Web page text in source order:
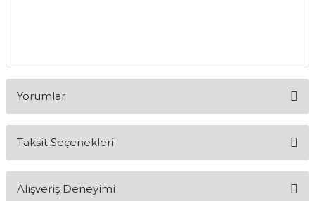
Yorumlar
Taksit Seçenekleri
Alışveriş Deneyimi